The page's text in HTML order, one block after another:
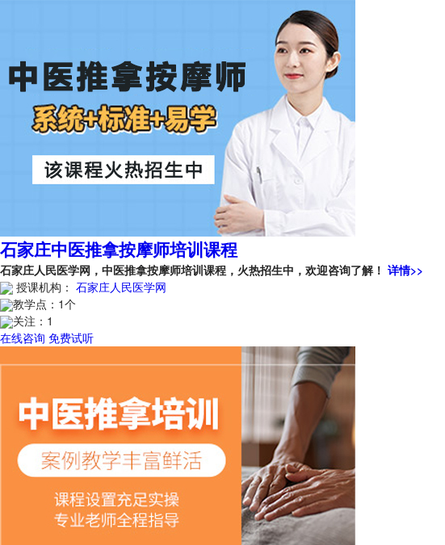
石家庄中医推拿按摩师培训课程
石家庄人民医学网，中医推拿按摩师培训课程，火热招生中，欢迎咨询了解！ 详情>>
授课机构： 石家庄人民医学网
教学点： 1个
关注： 1
在线咨询 免费试听